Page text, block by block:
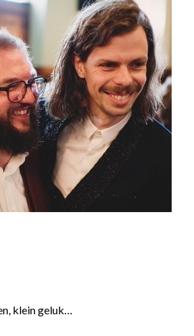
klein geluk…